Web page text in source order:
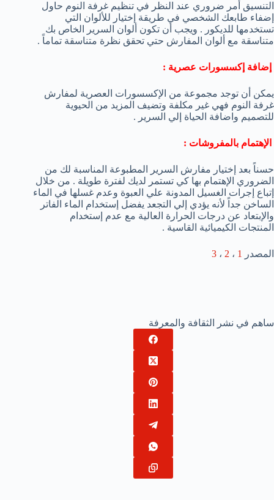
التنسيق أمر ضروري عند النظر في تنظيم غرفة النوم حاول
إضفاء طابعك الشخصي في طريقة إختيار للألوان التي
تستخدمها للديكور . ويجب أن تكون ألوان السرير الخاص بك
متناسقة مع ألوان المفارش حتي تحقق نظرة متناسقة تماماً .
إضافة إكسسورات عصرية :
يمكن أن توجد مجموعة من الإكسسورات العصرية لمفارش
غرفة النوم فهي غير مكلفة وتضيف المزيد من الحيوية
للتصميم واضافة الحياة إلي السرير .
الإهتمام بالمفروشات :
حسناً بعد إختيار مفارش السرير المطبوعة المناسبة لك من
الضروري الإهتمام بها كي تستمر لديك لفترة طويلة . من خلال
إتباع إجرات الغسيل المدونة علي العبوة وعدم غسلها في الماء
الساخن جداً لأنه يؤدي إلي التجعد يفضل إستخدام الماء الفاتر
والإبتعاد عن درجات الحرارة العالية مع عدم إستخدام
المنتجات الكيميائية القاسية .
المصدر 1 ، 2 ، 3
ساهم في نشر الثقافة والمعرفة